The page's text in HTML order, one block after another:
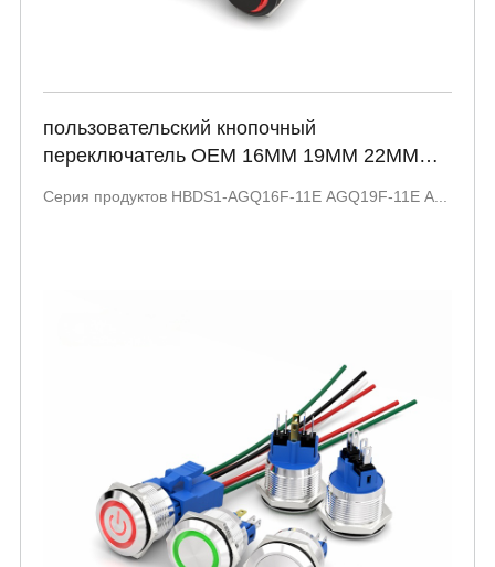
пользовательский кнопочный
переключатель OEM 16MM 19MM 22MM
AGQ16F-11E AGQ19F-11E AGQ22F-11E
Серия продуктов HBDS1-AGQ16F-11E AGQ19F-11E A...